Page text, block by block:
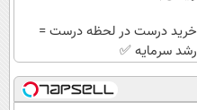
خرید درست در لحظه درست =
رشد سرمایه ✅